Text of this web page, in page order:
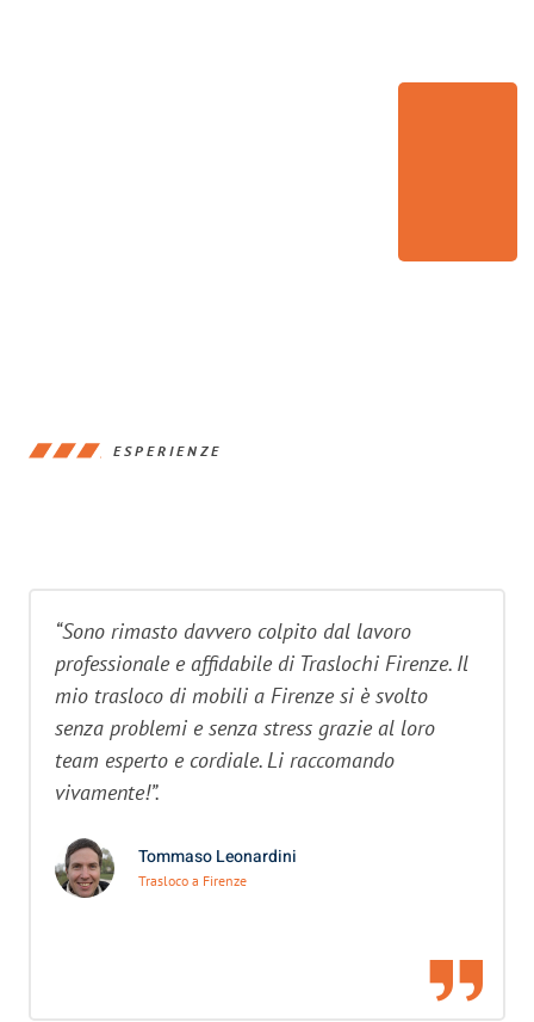
ESPERIENZE
“Sono rimasto davvero colpito dal lavoro
professionale e affidabile di Traslochi Firenze. Il
mio trasloco di mobili a Firenze si è svolto
senza problemi e senza stress grazie al loro
team esperto e cordiale. Li raccomando
vivamente!”.
Tommaso Leonardini
Trasloco a Firenze